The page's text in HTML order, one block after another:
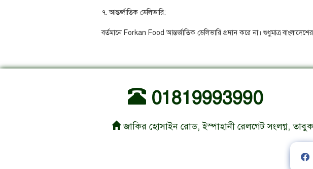
৭. আন্তর্জাতিক ডেলিভারি:
বর্তমানে Forkan Food আন্তর্জাতিক ডেলিভারি প্রদান করে না। শুধুমাত্র
01819993990
জাকির হোসাইন রোড, ইস্পাহানী রেলগেট সংলগ্ন,